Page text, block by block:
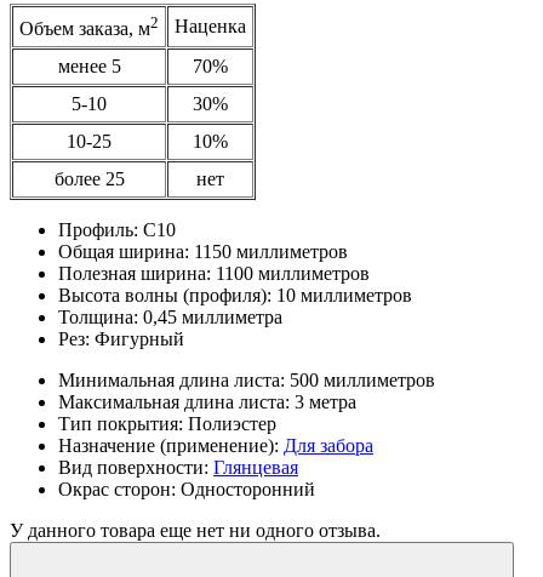
Объем заказа, м2
Наценка
менее 5
70%
5-10
30%
10-25
10%
более 25
нет
Профиль: С10
Общая ширина: 1150 миллиметров
Полезная ширина: 1100 миллиметров
Высота волны (профиля): 10 миллиметров
Толщина: 0,45 миллиметра
Рез: Фигурный
Минимальная длина листа: 500 миллиметров
Максимальная длина листа: 3 метра
Тип покрытия: Полиэстер
Назначение (применение): Для забора
Вид поверхности: Глянцевая
Окрас сторон: Односторонний
У данного товара еще нет ни одного отзыва.